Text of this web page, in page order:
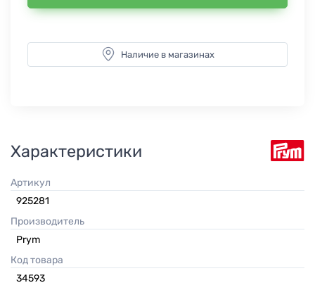
Наличие в магазинах
Характеристики
Артикул
925281
Производитель
Prym
Код товара
34593